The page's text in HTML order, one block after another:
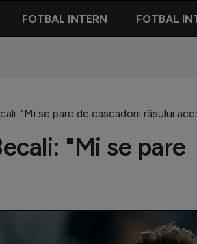
FOTBAL INTERN FOTBAL
"Mi se pare de cascadorii râsului
"Mi se pare